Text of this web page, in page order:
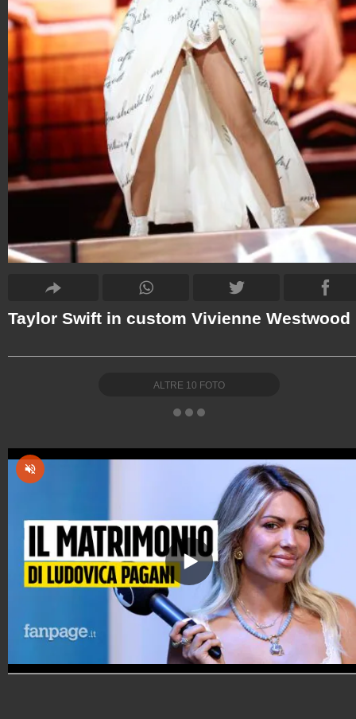
Taylor Swift in custom Vivienne Westwood
ALTRE 10 FOTO